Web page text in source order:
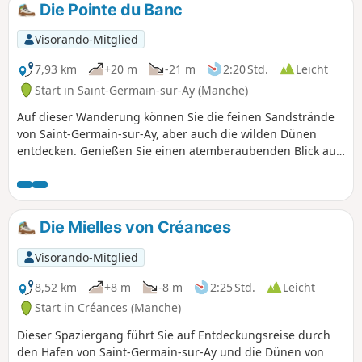
Die Pointe du Banc
Visorando-Mitglied
7,93 km
+20 m -21 m 2:20 Std.
Leicht
Start in Saint-Germain-sur-Ay (Manche)
Auf dieser Wanderung können Sie die feinen Sandstrände
von Saint-Germain-sur-Ay, aber auch die wilden Dünen
entdecken. Genießen Sie einen atemberaubenden Blick auf
Die Mielles von Créances
Visorando-Mitglied
8,52 km
+8 m -8 m 2:25 Std.
Leicht
Start in Créances (Manche)
Dieser Spaziergang führt Sie auf Entdeckungsreise durch
den Hafen von Saint-Germain-sur-Ay und die Dünen von